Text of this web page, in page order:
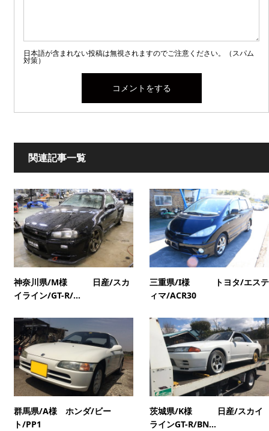
日本語が含まれない投稿は無視されますのでご注意ください。（スパム
対策）
関連記事一覧
神奈川県/M様 日産/スカ
イライン/GT-R/...
三重県/I様 トヨタ/エステ
ィマ/ACR30
群馬県/A様 ホンダ/ビー
ト/PP1
茨城県/K様 日産/スカイ
ラインGT-R/BN...